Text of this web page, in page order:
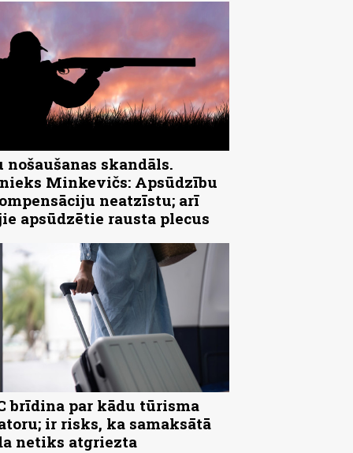
nošaušanas skandāls.
Minkevičs: Apsūdzību
neatzīstu; arī
apsūdzētie rausta plecus
brīdina par kādu tūrisma
ir risks, ka samaksātā
netiks atgriezta